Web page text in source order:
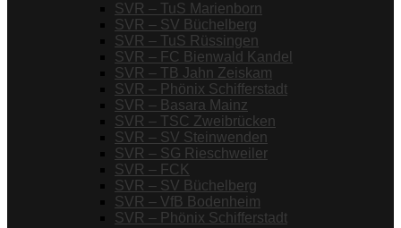
SVR – TuS Marienborn
SVR – SV Büchelberg
SVR – TuS Rüssingen
SVR – FC Bienwald Kandel
SVR – TB Jahn Zeiskam
SVR – Phönix Schifferstadt
SVR – Basara Mainz
SVR – TSC Zweibrücken
SVR – SV Steinwenden
SVR – SG Rieschweiler
SVR – FCK
SVR – SV Büchelberg
SVR – VfB Bodenheim
SVR – Phönix Schifferstadt